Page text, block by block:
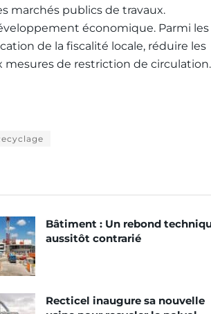
marchés publics de travaux.
économique. Parmi les
de la fiscalité locale, réduire les
mesures de restriction de circulation.
Bâtiment : Un rebond
aussitôt contrarié
Recticel inaugure sa nouvelle